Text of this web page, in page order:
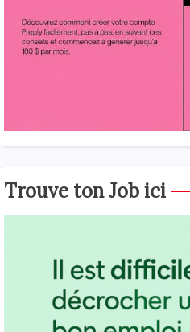
Trouve ton Job ici